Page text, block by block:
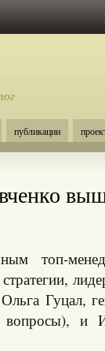
публикации
топ-
Гуцал,
и